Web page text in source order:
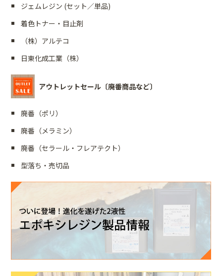
ジェムレジン (セット／単品)
着色トナー・目止剤
（株）アルテコ
日東化成工業（株）
アウトレットセール〔廃番商品など〕
廃番（ポリ）
廃番（メラミン）
廃番（セラール・フレアテクト）
型落ち・売切品